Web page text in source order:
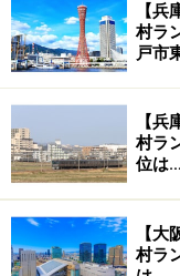
【
村ラ
戸市
【
村ラ
位は…
【
村ラ